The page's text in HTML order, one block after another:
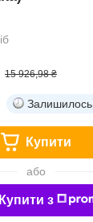
15 926,98 ₴
Залишилось
Купити
або
Купити з